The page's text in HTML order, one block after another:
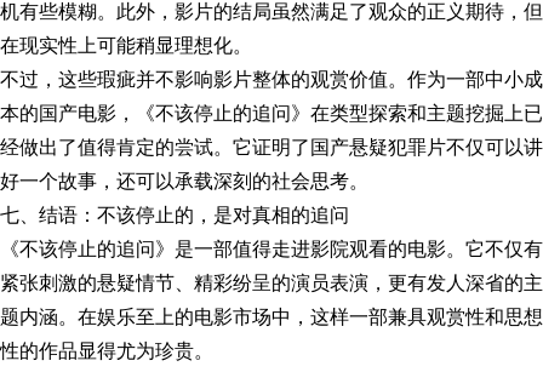
机有些模糊。此外，影片的结局虽然满足了观众的正义期待，但
在现实性上可能稍显理想化。
不过，这些瑕疵并不影响影片整体的观赏价值。作为一部中小成
本的国产电影，《不该停止的追问》在类型探索和主题挖掘上已
经做出了值得肯定的尝试。它证明了国产悬疑犯罪片不仅可以讲
好一个故事，还可以承载深刻的社会思考。
七、结语：不该停止的，是对真相的追问
《不该停止的追问》是一部值得走进影院观看的电影。它不仅有
紧张刺激的悬疑情节、精彩纷呈的演员表演，更有发人深省的主
题内涵。在娱乐至上的电影市场中，这样一部兼具观赏性和思想
性的作品显得尤为珍贵。